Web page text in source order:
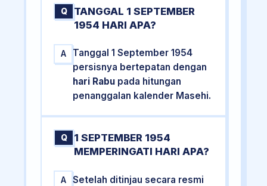
Q
TANGGAL 1 SEPTEMBER
1954 HARI APA?
A
Tanggal 1 September 1954
persisnya bertepatan dengan
hari Rabu pada hitungan
penanggalan kalender Masehi.
Q
1 SEPTEMBER 1954
MEMPERINGATI HARI APA?
A
Setelah ditinjau secara resmi